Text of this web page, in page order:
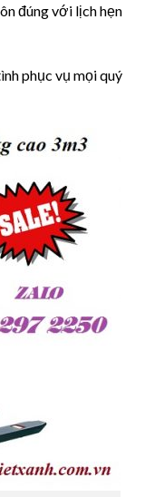
đúng với lịch hẹn
phục vụ mọi quý